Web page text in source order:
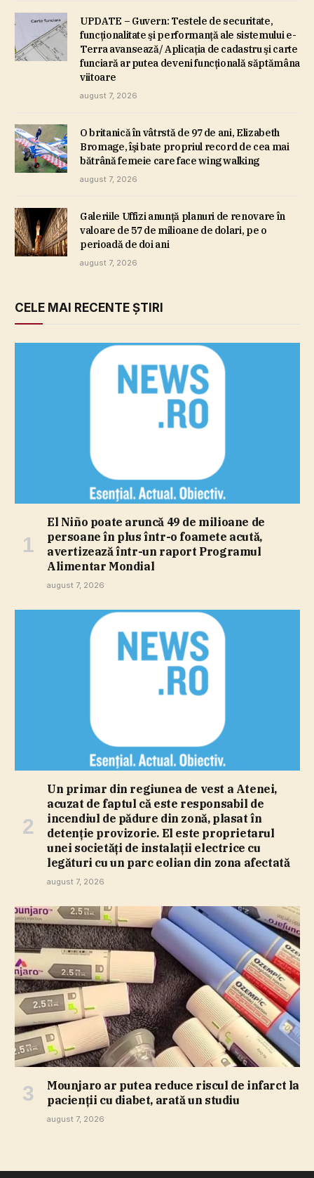
UPDATE – Guvern: Testele de securitate,
funcţionalitate şi performanţă ale sistemului e-
Terra avansează/ Aplicaţia de cadastru şi carte
funciară ar putea deveni funcţională săptămâna
viitoare
august 7, 2026
O britanică în vâtrstă de 97 de ani, Elizabeth
Bromage, îşi bate propriul record de cea mai
bătrână femeie care face wing walking
august 7, 2026
Galeriile Uffizi anunţă planuri de renovare în
valoare de 57 de milioane de dolari, pe o
perioadă de doi ani
august 7, 2026
CELE MAI RECENTE ȘTIRI
El Niño poate aruncă 49 de milioane de
persoane în plus într-o foamete acută,
avertizează într-un raport Programul
Alimentar Mondial
august 7, 2026
Un primar din regiunea de vest a Atenei,
acuzat de faptul că este responsabil de
incendiul de pădure din zonă, plasat în
detenţie provizorie. El este proprietarul
unei societăţi de instalaţii electrice cu
legături cu un parc eolian din zona afectată
august 7, 2026
Mounjaro ar putea reduce riscul de infarct la
pacienţii cu diabet, arată un studiu
august 7, 2026